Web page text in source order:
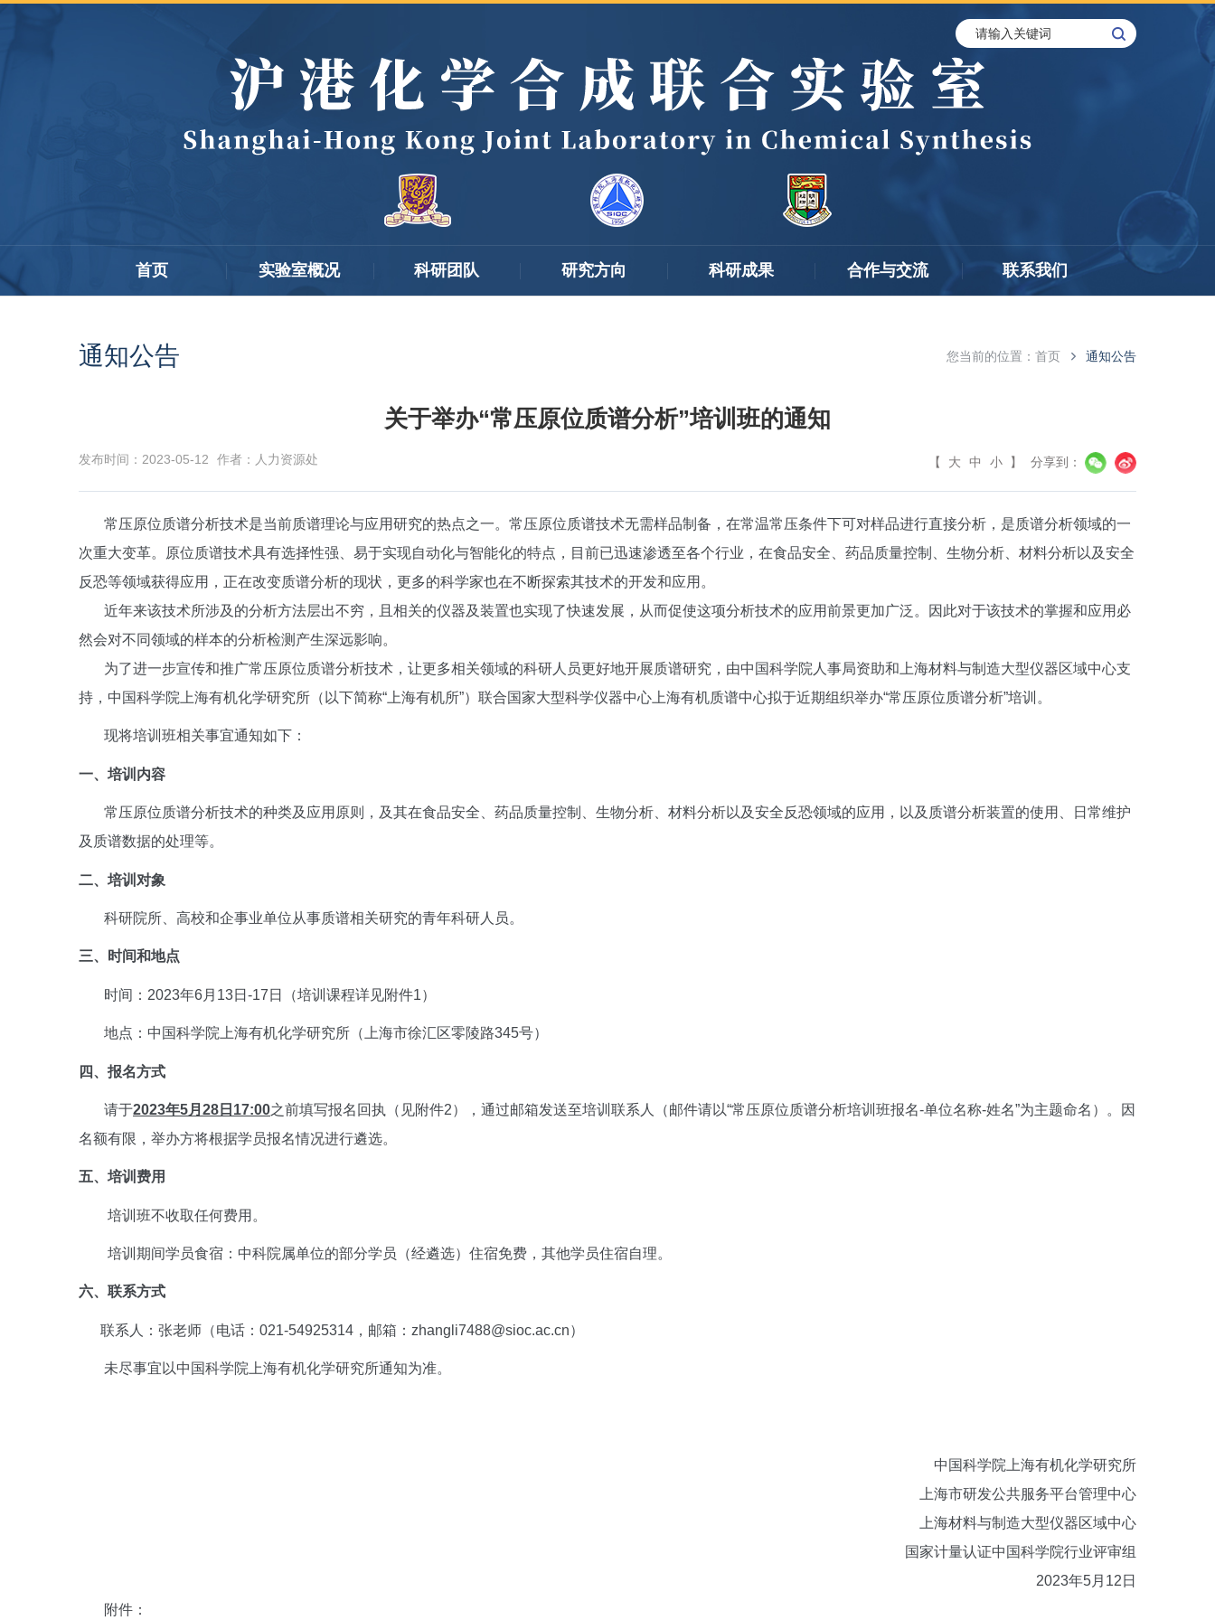
首页 实验室概况 科研团队 研究方向 科研成果 合作与交流 联系我们
通知公告 您当前的位置： 首页 通知公告
关于举办“常压原位质谱分析”培训班的通知
发布时间：2023-05-12 作者：人力资源处 【 大 中 小 】 分享到：
常压原位质谱分析技术是当前质谱理论与应用研究的热点之一。常压原位质谱技术无需样品制备，在常温常压条件下可对样品进行直接分析，是质谱分析领域的一
次重大变革。原位质谱技术具有选择性强、易于实现自动化与智能化的特点，目前已迅速渗透至各个行业，在食品安全、药品质量控制、生物分析、材料分析以及安全
反恐等领域获得应用，正在改变质谱分析的现状，更多的科学家也在不断探索其技术的开发和应用。
近年来该技术所涉及的分析方法层出不穷，且相关的仪器及装置也实现了快速发展，从而促使这项分析技术的应用前景更加广泛。因此对于该技术的掌握和应用必
然会对不同领域的样本的分析检测产生深远影响。
为了进一步宣传和推广常压原位质谱分析技术，让更多相关领域的科研人员更好地开展质谱研究，由中国科学院人事局资助和上海材料与制造大型仪器区域中心支
持，中国科学院上海有机化学研究所（以下简称“上海有机所”）联合国家大型科学仪器中心上海有机质谱中心拟于近期组织举办“常压原位质谱分析”培训。
现将培训班相关事宜通知如下：
一、培训内容
常压原位质谱分析技术的种类及应用原则，及其在食品安全、药品质量控制、生物分析、材料分析以及安全反恐领域的应用，以及质谱分析装置的使用、日常维护
及质谱数据的处理等。
二、培训对象
科研院所、高校和企事业单位从事质谱相关研究的青年科研人员。
三、时间和地点
时间： 2023年6月13日-17日（培训课程详见附件1）
地点：中国科学院上海有机化学研究所（上海市徐汇区零陵路345号）
四、报名方式
请于2023年5月28日17:00之前填写报名回执（见附件2），通过邮箱发送至培训联系人（邮件请以“常压原位质谱分析培训班报名-单位名称-姓名”为主题命名）。因
名额有限，举办方将根据学员报名情况进行遴选。
五、培训费用
培训班不收取任何费用。
培训期间学员食宿：中科院属单位的部分学员（经遴选）住宿免费，其他学员住宿自理。
六、联系方式
联系人：张老师（电话： 021-54925314，邮箱：zhangli7488@sioc.ac.cn）
未尽事宜以中国科学院上海有机化学研究所通知为准。
中国科学院上海有机化学研究所
上海市研发公共服务平台管理中心
上海材料与制造大型仪器区域中心
国家计量认证中国科学院行业评审组
2023年5月12日
附件：